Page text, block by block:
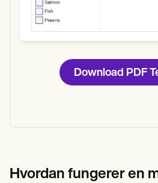
Download PDF
Hvordan fungerer en